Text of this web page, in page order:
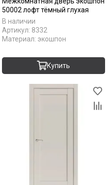
50002 лофт тёмный глухая
В наличии
Артикул: 8332
Материал: экошпон
Купить